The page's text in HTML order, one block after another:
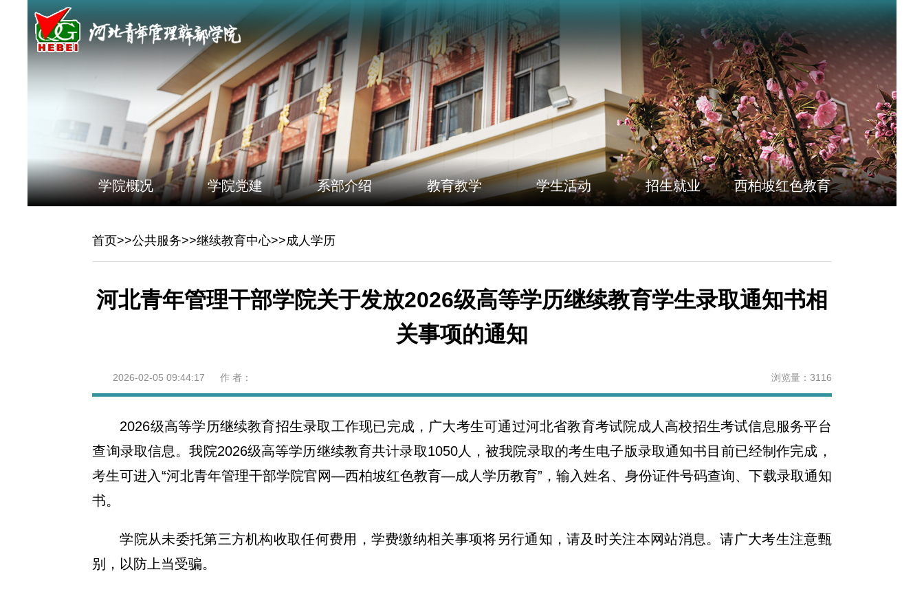
学院概况 学院党建 系部介绍 教育教学 学生活动 招生就业 西柏坡红色教育
首页>>公共服务>>继续教育中心>>成人学历
河北青年管理干部学院关于发放2026级高等学历继续教育学生录取通知书相
关事项的通知
2026-02-05 09:44:17 作 者： 浏览量： 3116
2026级高等学历继续教育招生录取工作现已完成，广大考生可通过河北省教育考试院成人高校招生考试信息服务平台
查询录取信息。我院2026级高等学历继续教育共计录取1050人，被我院录取的考生电子版录取通知书目前已经制作完成，
考生可进入“河北青年管理干部学院官网—西柏坡红色教育—成人学历教育”，输入姓名、身份证件号码查询、下载录取通知
书。
学院从未委托第三方机构收取任何费用，学费缴纳相关事项将另行通知，请及时关注本网站消息。请广大考生注意甄
别，以防上当受骗。